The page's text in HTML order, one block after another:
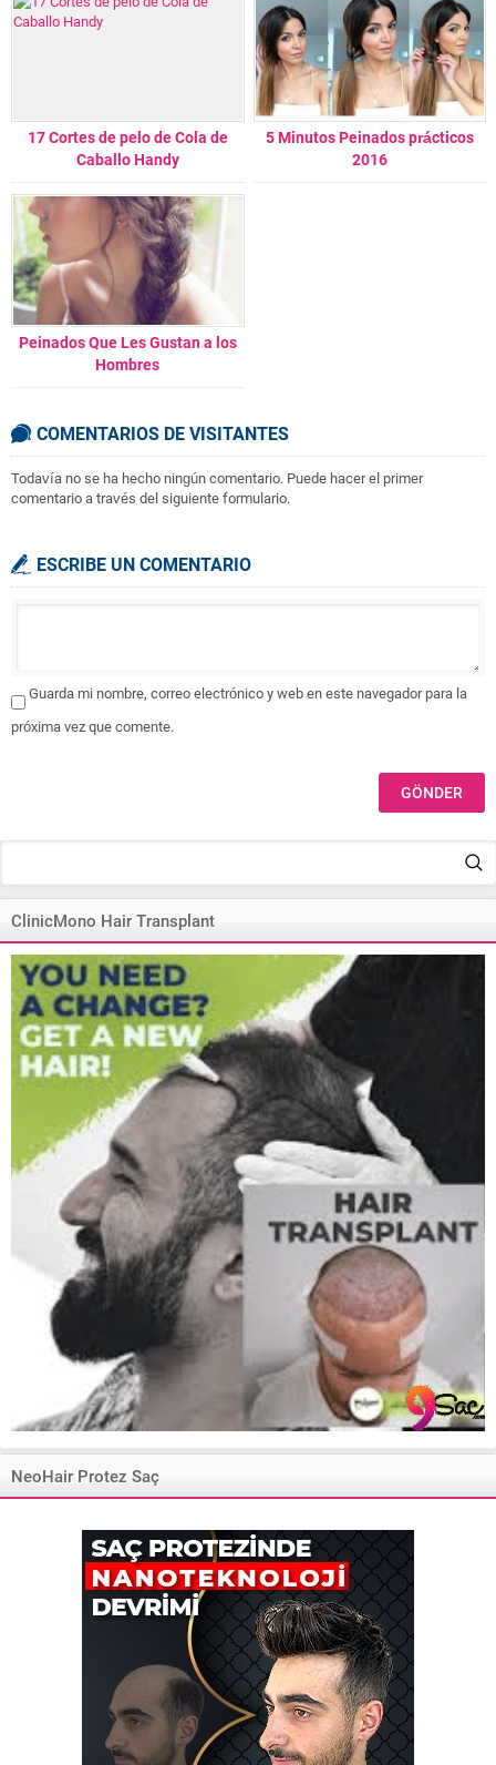
17 Cortes de pelo de Cola de
Caballo Handy
5 Minutos Peinados prácticos
2016
Peinados Que Les Gustan a los
Hombres
COMENTARIOS DE VISITANTES
Todavía no se ha hecho ningún comentario. Puede hacer el primer
comentario a través del siguiente formulario.
ESCRIBE UN COMENTARIO
Guarda mi nombre, correo electrónico y web en este navegador para la
próxima vez que comente.
ClinicMono Hair Transplant
NeoHair Protez Saç